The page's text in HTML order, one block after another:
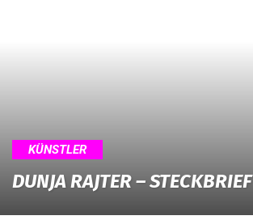
KÜNSTLER
DUNJA RAJTER – STECKBRIEF